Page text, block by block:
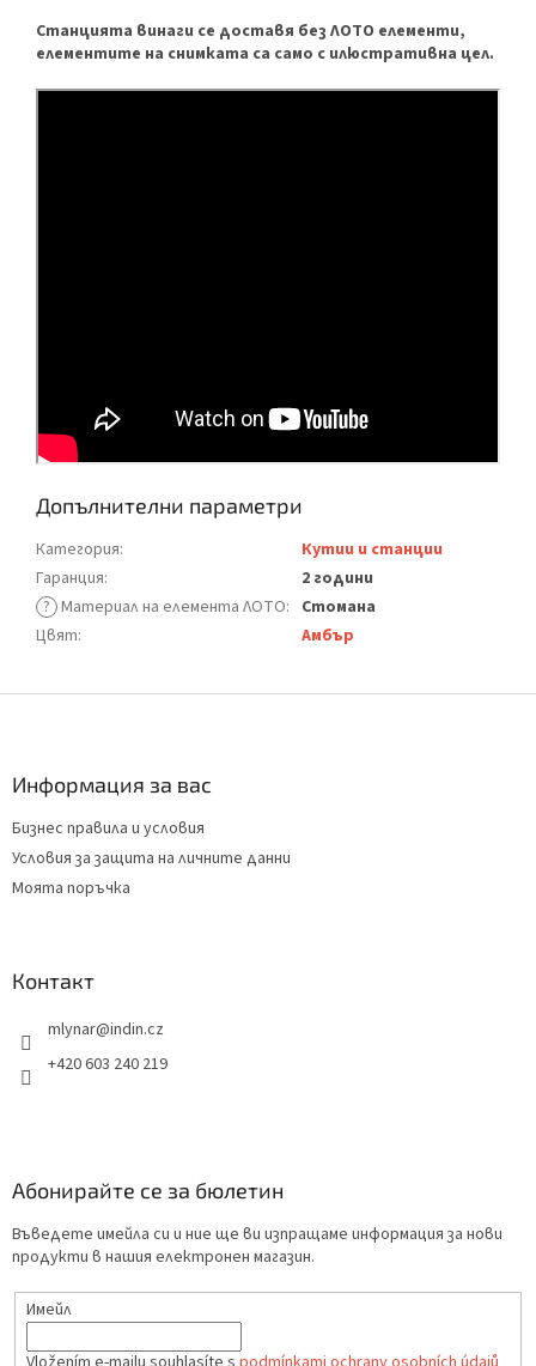
Станцията винаги се доставя без ЛОТО елементи,
елементите на снимката са само с илюстративна цел.
Допълнителни параметри
Категория:
Кутии и станции
Гаранция:
2 години
? Материал на елемента ЛОТО: Стомана
Цвят: Амбър
Информация за вас
Бизнес правила и условия
Условия за защита на личните данни
Моята поръчка
Контакт
mlynar@indin.cz
+420 603 240 219
Абонирайте се за бюлетин
Въведете имейла си и ние ще ви изпращаме информация за нови
продукти в нашия електронен магазин.
Имейл